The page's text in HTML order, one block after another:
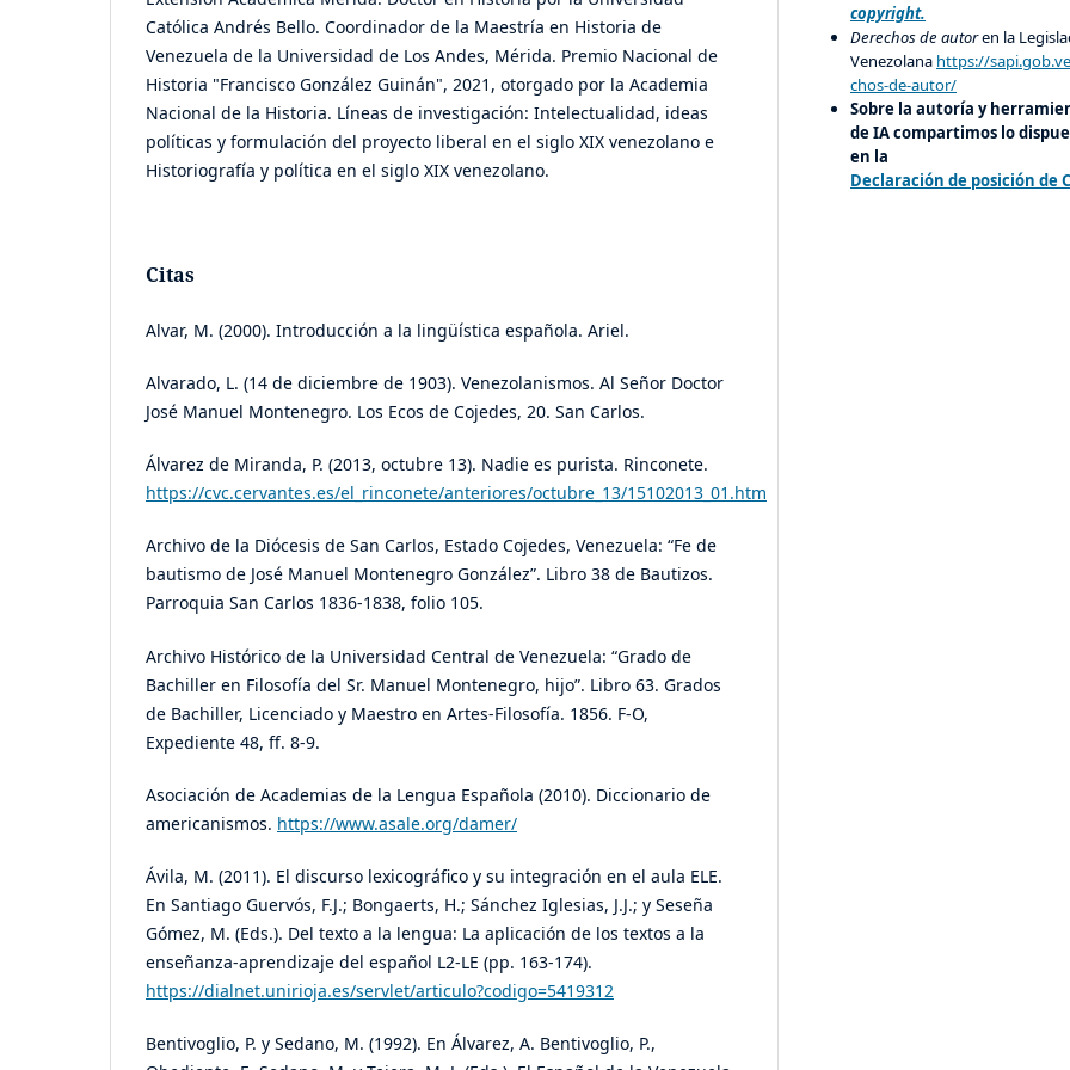
Católica Andrés Bello. Coordinador de la Maestría en Historia de
Venezuela de la Universidad de Los Andes, Mérida. Premio Nacional de
Historia "Francisco González Guinán", 2021, otorgado por la Academia
Nacional de la Historia. Líneas de investigación: Intelectualidad, ideas
políticas y formulación del proyecto liberal en el siglo XIX venezolano e
Historiografía y política en el siglo XIX venezolano.
Citas
Alvar, M. (2000). Introducción a la lingüística española. Ariel.
Alvarado, L. (14 de diciembre de 1903). Venezolanismos. Al Señor Doctor
José Manuel Montenegro. Los Ecos de Cojedes, 20. San Carlos.
Álvarez de Miranda, P. (2013, octubre 13). Nadie es purista. Rinconete.
https://cvc.cervantes.es/el_rinconete/anteriores/octubre_13/15102013_01.htm
Archivo de la Diócesis de San Carlos, Estado Cojedes, Venezuela: “Fe de
bautismo de José Manuel Montenegro González”. Libro 38 de Bautizos.
Parroquia San Carlos 1836-1838, folio 105.
Archivo Histórico de la Universidad Central de Venezuela: “Grado de
Bachiller en Filosofía del Sr. Manuel Montenegro, hijo”. Libro 63. Grados
de Bachiller, Licenciado y Maestro en Artes-Filosofía. 1856. F-O,
Expediente 48, ff. 8-9.
Asociación de Academias de la Lengua Española (2010). Diccionario de
americanismos. https://www.asale.org/damer/
Ávila, M. (2011). El discurso lexicográfico y su integración en el aula ELE.
En Santiago Guervós, F.J.; Bongaerts, H.; Sánchez Iglesias, J.J.; y Seseña
Gómez, M. (Eds.). Del texto a la lengua: La aplicación de los textos a la
enseñanza-aprendizaje del español L2-LE (pp. 163-174).
https://dialnet.unirioja.es/servlet/articulo?codigo=5419312
Bentivoglio, P. y Sedano, M. (1992). En Álvarez, A. Bentivoglio, P.,
copyright.
Derechos de autoren la
Venezolana https://
chos-de-autor/
Sobre la autoría y
de IA compartimos lo
en la
Declaración de posición de